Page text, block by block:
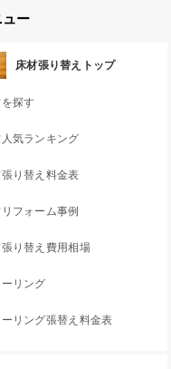
ュー
床材張り替えトップ
探す
気ランキング
り替え料金表
フォーム事例
り替え費用相場
リング
リング張替え料金表